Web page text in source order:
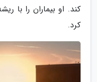
کند. او بیماران را با
کرد.